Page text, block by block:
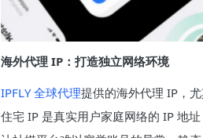
海外代理 IP：打造独立网络环境
IPFLY 全球代理提供的海外代理 IP，
住宅 IP 是真实用户家庭网络的 IP 地